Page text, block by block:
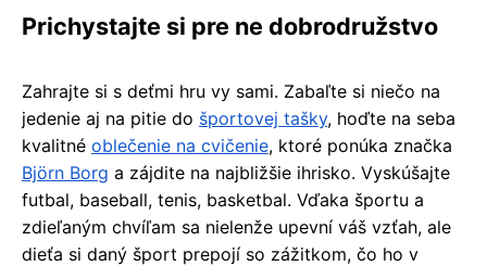
Prichystajte si pre ne dobrodružstvo
Zahrajte si s deťmi hru vy sami. Zabaľte si niečo na
jedenie aj na pitie do športovej tašky, hoďte na seba
kvalitné oblečenie na cvičenie, ktoré ponúka značka
Björn Borg a zájdite na najbližšie ihrisko. Vyskúšajte
futbal, baseball, tenis, basketbal. Vďaka športu a
zdieľaným chvíľam sa nielenže upevní váš vzťah, ale
dieťa si daný šport prepojí so zážitkom, čo ho v